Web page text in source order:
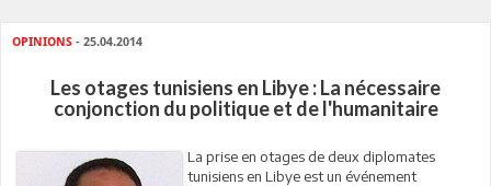
OPINIONS - 25.04.2014
Les otages tunisiens en Libye : La nécessaire
conjonction du politique et de l'humanitaire
La prise en otages de deux diplomates
tunisiens en Libye est un événement